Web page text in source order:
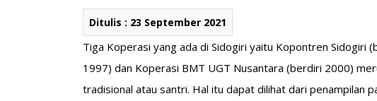
Ditulis : 23 September 2021
Tiga Koperasi yang ada di Sidogiri yaitu Kopontren Sidogiri
1997) dan Koperasi BMT UGT Nusantara (berdiri 2000)
tradisional atau santri. Hal itu dapat dilihat dari penampilan